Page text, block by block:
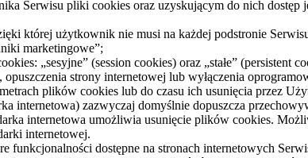
Serwisu pliki cookies oraz uzyskującym do nich dostęp
której użytkownik nie musi na każdej podstronie
marketingowe”;
„sesyjne” (session cookies) oraz „stałe”
strony internetowej lub wyłączenia
plików cookies lub do czasu ich usunięcia przez
internetowa) zazwyczaj domyślnie dopuszcza
internetowa umożliwia usunięcie plików cookies.
internetowej.
funkcjonalności dostępne na stronach internetowych